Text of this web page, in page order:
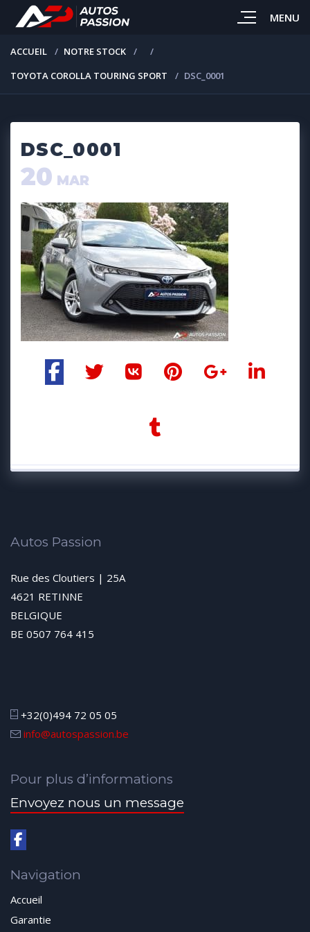
MENU
ACCUEIL
NOTRE STOCK
TOYOTA COROLLA TOURING SPORT
DSC_0001
DSC_0001
20 MAR
Autos Passion
Rue des Cloutiers | 25A
4621 RETINNE
BELGIQUE
BE 0507 764 415
+32(0)494 72 05 05
info@autospassion.be
Pour plus d’informations
Envoyez nous un message
Navigation
Accueil
Garantie